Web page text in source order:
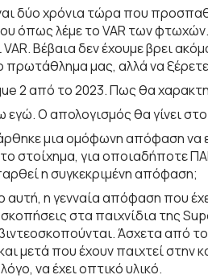
δύο χρόνια τώρα που
όπως λέμε το VAR των
Βέβαια δεν έχουμε βρει
πρωτάθλημα μας, αλλά να
2 από το 2023. Πως θα
Ο απολογισμός θα γίνει
μια ομόφωνη απόφαση να
στοίχημα, για οποιαδήποτε
η συγκεκριμένη απόφαση;
αυτή, η γενναία απόφαση που
στα παιχνίδια της
Άσχετα από
μετά που έχουν παιχτεί
να έχει οπτικό υλικό.